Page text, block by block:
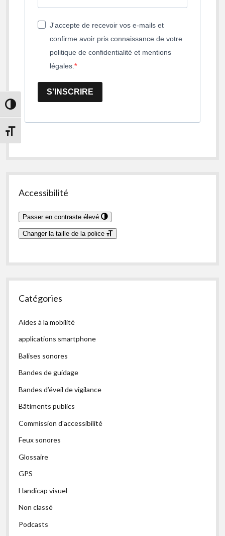
Passer en contraste élevé
Changer la taille de la police
J'accepte de recevoir vos e-mails et
confirme avoir pris connaissance de votre
politique de confidentialité et mentions
légales.
S'INSCRIRE
Accessibilité
Passer en contraste élevé
Changer la taille de la police
Catégories
Aides à la mobilité
applications smartphone
Balises sonores
Bandes de guidage
Bandes d’éveil de vigilance
Bâtiments publics
Commission d'accessibilité
Feux sonores
Glossaire
GPS
Handicap visuel
Non classé
Podcasts